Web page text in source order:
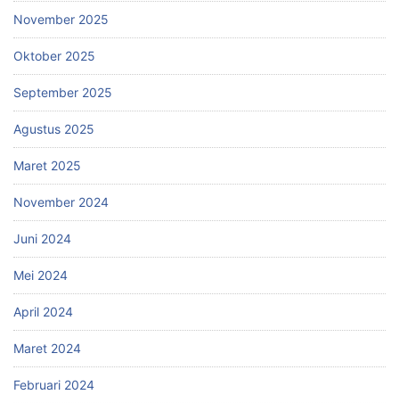
November 2025
Oktober 2025
September 2025
Agustus 2025
Maret 2025
November 2024
Juni 2024
Mei 2024
April 2024
Maret 2024
Februari 2024